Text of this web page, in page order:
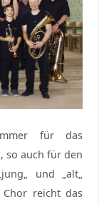
für das
so auch für den
und „alt„
reicht das